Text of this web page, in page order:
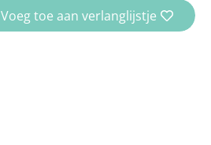
Voeg toe aan verlanglijstje